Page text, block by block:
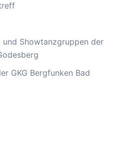
Showtanzgruppen der
GKG Bergfunken Bad